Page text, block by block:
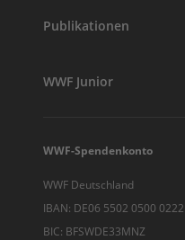
Publikationen
WWF Junior
WWF-Spendenkonto
WWF Deutschland
IBAN: DE06 5502 0500
BIC: BFSWDE33MNZ